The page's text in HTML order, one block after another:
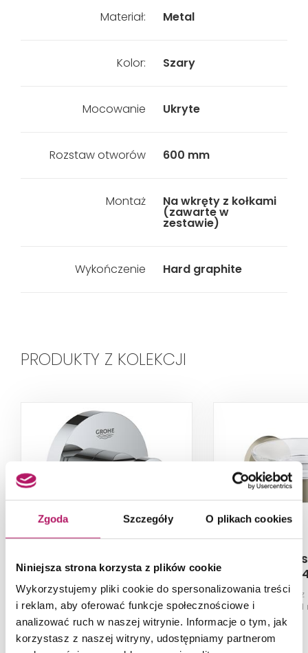
Zgoda Szczegóły O plikach cookies
Niniejsza strona korzysta z plików cookie
Wykorzystujemy pliki cookie do spersonalizowania treści
i reklam, aby oferować funkcje społecznościowe i
analizować ruch w naszej witrynie. Informacje o tym, jak
korzystasz z naszej witryny, udostępniamy partnerom
Materiał: Metal
Kolor: Szary
Mocowanie Ukryte
Rozstaw otworów 600 mm
Montaż Na wkręty z kołkami
(zawarte w
zestawie)
Wykończenie Hard graphite
PRODUKTY Z KOLEKCJI
40364001
Haczyk, chrom
74,30 PLN
Grohe
Mydelniczka